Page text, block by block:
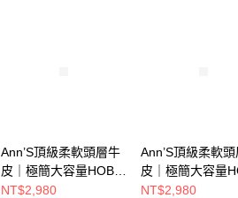
Ann’S頂級柔軟頭層牛
皮｜極簡大容量HOBO
肩背包-卡其
NT$2,980
Ann’S頂級柔軟
皮｜極簡大容量
肩背包-黑
NT$2,980